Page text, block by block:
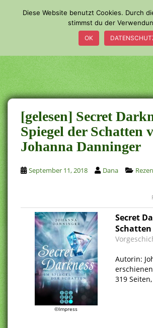
o
m
a
i
n
c
o
n
t
e
n
t
[gelesen] Secret
Spiegel der Schatten
Johanna Danninger
September 11, 2018 Dana
©Impress
Secret
Schatten
Autorin:
319
Diese Website benutzt Cookies. Durch
stimmst du der
OK